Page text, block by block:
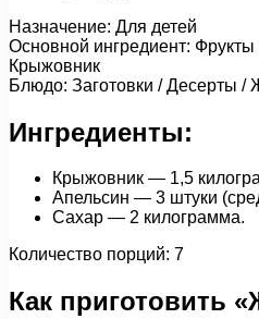
Назначение: Для детей
Основной ингредиент:
Крыжовник
Блюдо: Заготовки / Десерты /
Ингредиенты:
Крыжовник — 1,5
Апельсин — 3 штуки
Сахар — 2 килограмма.
Количество порций: 7
Как приготовить